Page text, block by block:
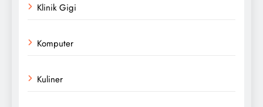
Klinik Gigi
Komputer
Kuliner